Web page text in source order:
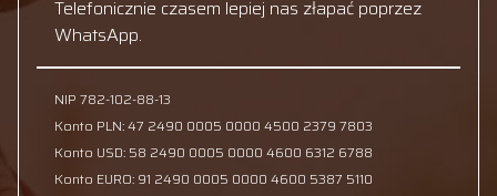
Telefonicznie czasem lepiej nas złapać poprzez
WhatsApp.
NIP 782-102-88-13
Konto PLN: 47 2490 0005 0000 4500 2379 7803
Konto USD: 58 2490 0005 0000 4600 6312 6788
Konto EURO: 91 2490 0005 0000 4600 5387 5110